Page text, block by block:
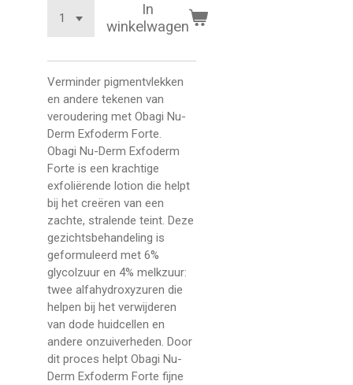
In
winkelwagen
Verminder pigmentvlekken
en andere tekenen van
veroudering met Obagi Nu-
Derm Exfoderm Forte.
Obagi Nu-Derm Exfoderm
Forte is een krachtige
exfoliërende lotion die helpt
bij het creëren van een
zachte, stralende teint. Deze
gezichtsbehandeling is
geformuleerd met 6%
glycolzuur en 4% melkzuur:
twee alfahydroxyzuren die
helpen bij het verwijderen
van dode huidcellen en
andere onzuiverheden. Door
dit proces helpt Obagi Nu-
Derm Exfoderm Forte fijne